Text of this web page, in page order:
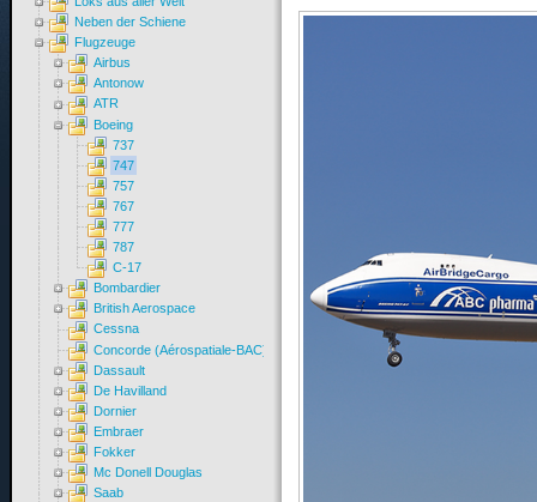
Neben der Schiene
Flugzeuge
Airbus
Antonow
ATR
Boeing
737
747
757
767
777
787
C-17
Bombardier
British Aerospace
Cessna
Concorde (Aérospatiale-BAC)
Dassault
De Havilland
Dornier
Embraer
Fokker
Mc Donell Douglas
Saab